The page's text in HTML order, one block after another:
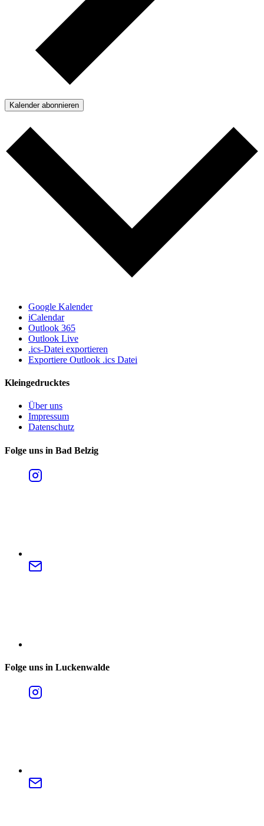
Kalender abonnieren
Google Kalender
iCalendar
Outlook 365
Outlook Live
.ics-Datei exportieren
Exportiere Outlook .ics Datei
Kleingedrucktes
Über uns
Impressum
Datenschutz
Folge uns in Bad Belzig
Folge uns in Luckenwalde